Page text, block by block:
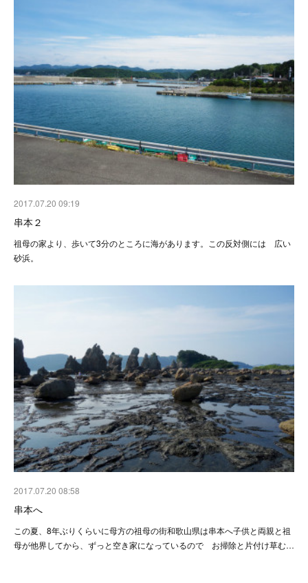
2017.07.20 09:19
串本２
祖母の家より、歩いて3分のところに海があります。この反対側には 広い
砂浜。
2017.07.20 08:58
串本へ
この夏、8年ぶりくらいに母方の祖母の街和歌山県は串本へ子供と両親と祖
母が他界してから、ずっと空き家になっているので お掃除と片付け草む…